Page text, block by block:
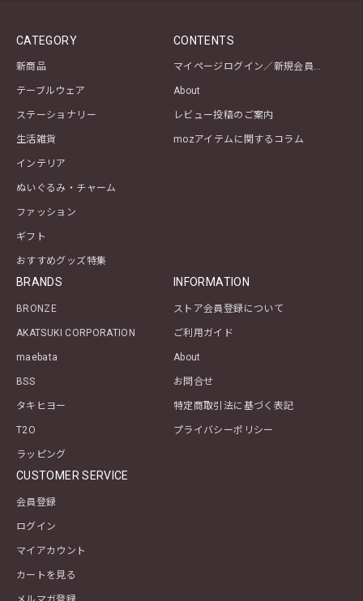
CATEGORY
新商品
テーブルウェア
ステーショナリー
生活雑貨
インテリア
ぬいぐるみ・チャーム
ファッション
ギフト
おすすめグッズ特集
CONTENTS
マイページログイン／新規会員登録
About
レビュー投稿のご案内
mozアイテムに関するコラム
BRANDS
BRONZE
AKATSUKI CORPORATION
maebata
BSS
タキヒヨー
T2O
ラッピング
INFORMATION
ストア会員登録について
ご利用ガイド
About
お問合せ
特定商取引法に基づく表記
プライバシーポリシー
CUSTOMER SERVICE
会員登録
ログイン
マイアカウント
カートを見る